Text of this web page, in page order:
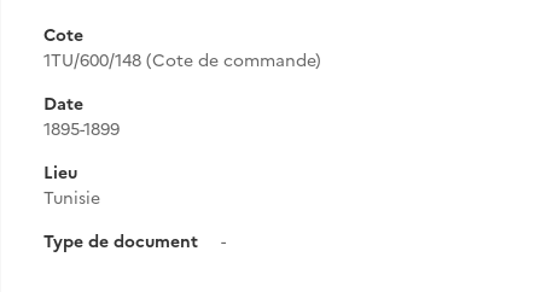
Cote
1TU/600/148 (Cote de commande)
Date
1895-1899
Lieu
Tunisie
Type de document
-